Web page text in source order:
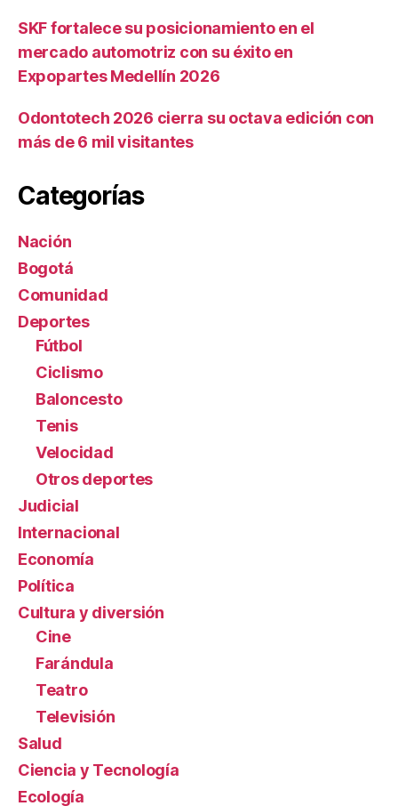
SKF fortalece su posicionamiento en el
mercado automotriz con su éxito en
Expopartes Medellín 2026
Odontotech 2026 cierra su octava edición con
más de 6 mil visitantes
Categorías
Nación
Bogotá
Comunidad
Deportes
Fútbol
Ciclismo
Baloncesto
Tenis
Velocidad
Otros deportes
Judicial
Internacional
Economía
Política
Cultura y diversión
Cine
Farándula
Teatro
Televisión
Salud
Ciencia y Tecnología
Ecología